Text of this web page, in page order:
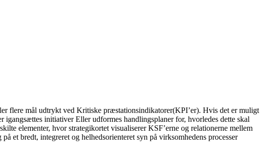
flere mål udtrykt ved Kritiske præstationsindikatorer(KPI’er). Hvis det er muligt
initiativer Eller udformes handlingsplaner for, hvorledes dette skal
elementer, hvor strategikortet visualiserer KSF’erne og relationerne mellem
et bredt, integreret og helhedsorienteret syn på virksomhedens processer